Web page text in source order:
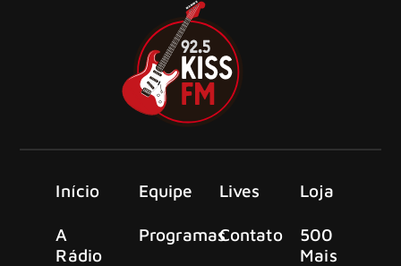
Início
A
Rádio
Equipe
Programas
Lives
Contato
Loja
500
Mais